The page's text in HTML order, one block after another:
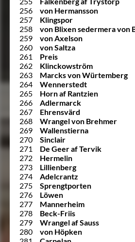
256
von Hermansson
257
Klingspor
258
von Blixen sedermera von
259
von Axelson
260
von Saltza
261
Preis
262
Klinckowström
263
Marcks von Würtemberg
264
Wennerstedt
265
Horn af Rantzien
266
Adlermarck
267
Ehrensvärd
268
Wrangel von Brehmer
269
Wallenstierna
270
Sinclair
271
De Geer af Tervik
272
Hermelin
273
Lillienberg
274
Adelcrantz
275
Sprengtporten
276
Löwen
277
Mannerheim
278
Beck-Friis
279
Wrangel af Sauss
280
von Höpken